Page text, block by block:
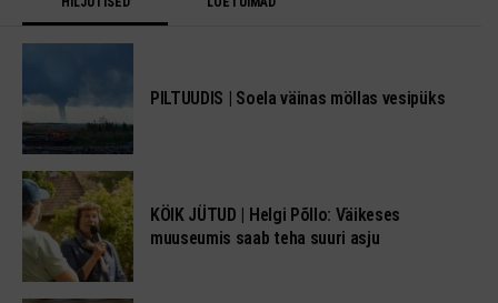
PILTUUDIS | Soela väinas möllas vesipüks
KÖIK JÜTUD | Helgi Põllo: Väikeses
muuseumis saab teha suuri asju